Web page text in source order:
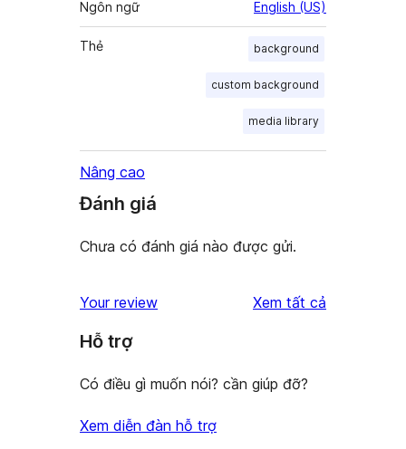
Ngôn ngữ English (US)
Thẻ background
custom background
media library
Nâng cao
Đánh giá
Chưa có đánh giá nào được gửi.
Your review Xem tất cả
Hỗ trợ
Có điều gì muốn nói? cần giúp đỡ?
Xem diễn đàn hỗ trợ